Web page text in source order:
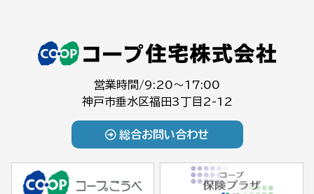
営業時間/9:20～17:00
神戸市垂水区福田3丁目2-12
総合お問い合わせ